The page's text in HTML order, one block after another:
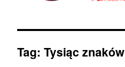
Tag:Tysiąc znaków